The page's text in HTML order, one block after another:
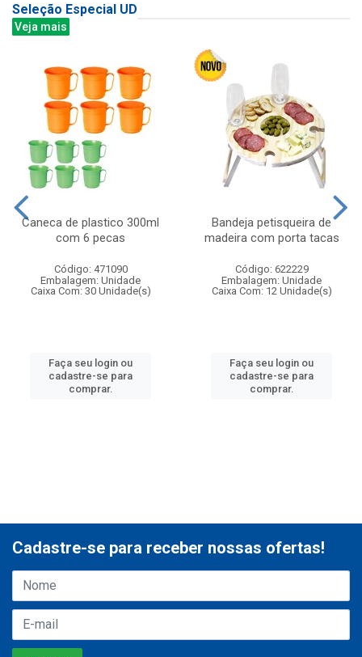
Seleção Especial UD
Veja mais
Caneca de plastico 300ml
com 6 pecas
Código: 471090
Embalagem: Unidade
Caixa Com: 30 Unidade(s)
Faça seu login ou
cadastre-se para
comprar.
Bandeja petisqueira de
madeira com porta tacas
Código: 622229
Embalagem: Unidade
Caixa Com: 12 Unidade(s)
Faça seu login ou
cadastre-se para
comprar.
Cadastre-se para receber nossas ofertas!